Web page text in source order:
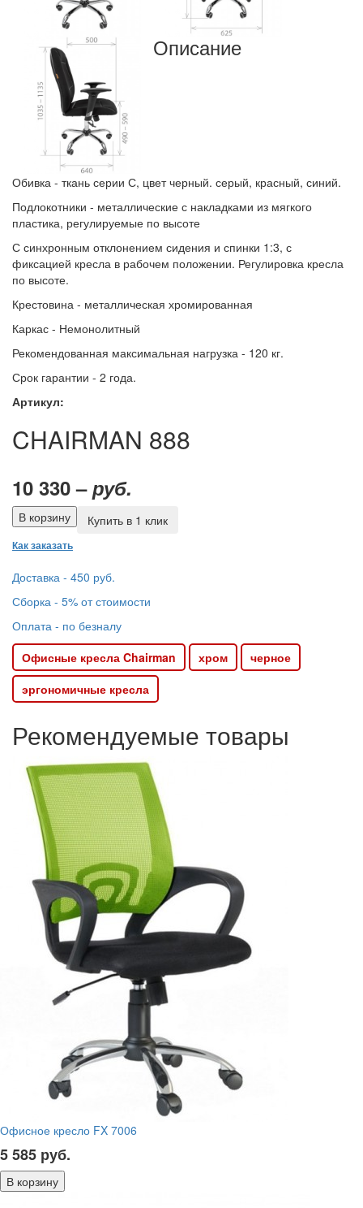
Описание
Обивка - ткань серии С, цвет черный. серый, красный, синий.
Подлокотники - металлические с накладками из мягкого
пластика, регулируемые по высоте
С синхронным отклонением сидения и спинки 1:3, с
фиксацией кресла в рабочем положении. Регулировка кресла
по высоте.
Крестовина - металлическая хромированная
Каркас - Немонолитный
Рекомендованная максимальная нагрузка - 120 кг.
Срок гарантии - 2 года.
Артикул:
CHAIRMAN 888
10 330 –руб.
Купить в 1 клик
Как заказать
Доставка - 450 руб.
Сборка - 5% от стоимости
Оплата - по безналу
Офисные кресла Chairman
хром
черное
эргономичные кресла
Рекомендуемые товары
Офисное кресло FX 7006
5 585 руб.